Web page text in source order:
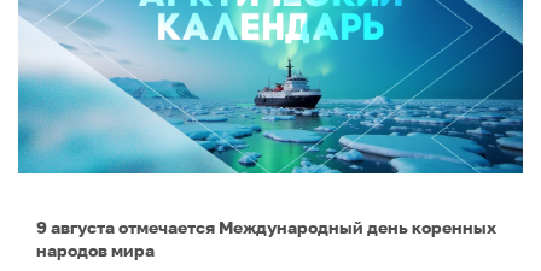
9 августа отмечается Международный день коренных
народов мира